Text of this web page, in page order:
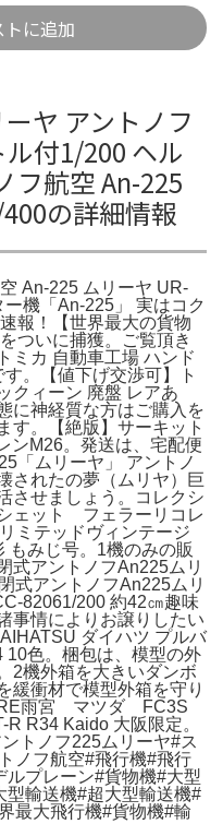
に追加
ヤ アントノフ
付1/200 ヘル
フ航空 An-225
の詳細情報
An-225 ムリーヤ UR-
機「An-225」 実はコク
報！【世界最大の貨物
ついに捕獲。ご覧頂き
ミカ 自動車工場 ハンド
。【値下げ交渉可】ト
ィーン 廃盤 レアあ
に神経質な方はご購入を
す。【絶版】サーキット
M26。発送は、宅配便
「ムリーヤ」 アントノ
されたの夢（ムリヤ）巨
させましょう。コレクシ
ェット フェラーリコレ
ミテッドヴィンテージ
もみじ号。1機のみの販
式アントノフAn225ムリ
式アントノフAn225ムリ
82061/200 約42㎝趣味
事情によりお譲りしたい
ダイハツ プルバ
10色。梱包は、模型の外
2機外箱を大きいダンボ
緩衝材で模型外箱を守り
雨宮 マツダ FC3S
R34 Kaido 大阪限定。
トノフ225ムリーヤ#ス
ノフ航空#飛行機#飛行
プレーン#貨物機#大型
型輸送機#超大型輸送機#
最大飛行機#貨物機#輸